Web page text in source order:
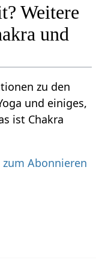
Weitere
und
zu den
und einiges,
ist Chakra
zum Abonnieren